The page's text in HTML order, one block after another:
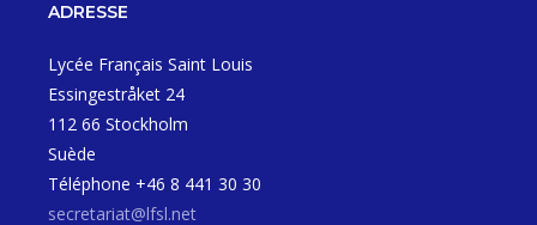
ADRESSE
Lycée Français Saint Louis
Essingestråket 24
112 66 Stockholm
Suède
Téléphone +46 8 441 30 30
secretariat@lfsl.net